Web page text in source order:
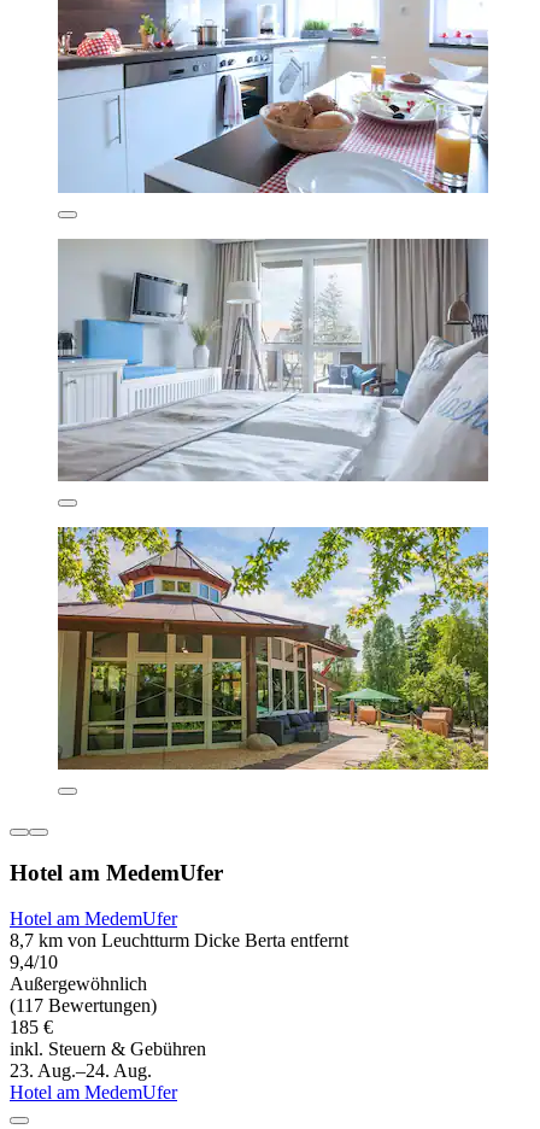
Hotel am MedemUfer
Hotel am MedemUfer
8,7 km von Leuchtturm Dicke Berta entfernt
9,4/10
Außergewöhnlich
(117 Bewertungen)
185 €
inkl. Steuern & Gebühren
23. Aug.–24. Aug.
Hotel am MedemUfer